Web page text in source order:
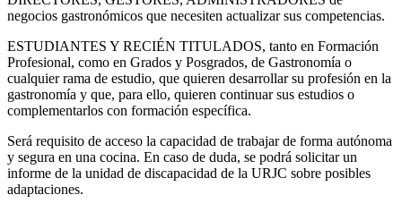
negocios gastronómicos que necesiten actualizar sus competencias.
ESTUDIANTES Y RECIÉN TITULADOS, tanto en Formación
Profesional, como en Grados y Posgrados, de Gastronomía o
cualquier rama de estudio, que quieren desarrollar su profesión en la
gastronomía y que, para ello, quieren continuar sus estudios o
complementarlos con formación específica.
Será requisito de acceso la capacidad de trabajar de forma autónoma
y segura en una cocina. En caso de duda, se podrá solicitar un
informe de la unidad de discapacidad de la URJC sobre posibles
adaptaciones.